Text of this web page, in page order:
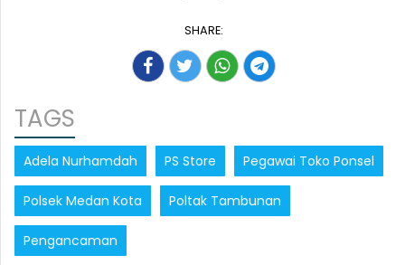
SHARE:
TAGS
Adela Nurhamdah PS Store Pegawai Toko Ponsel
Polsek Medan Kota Poltak Tambunan
Pengancaman